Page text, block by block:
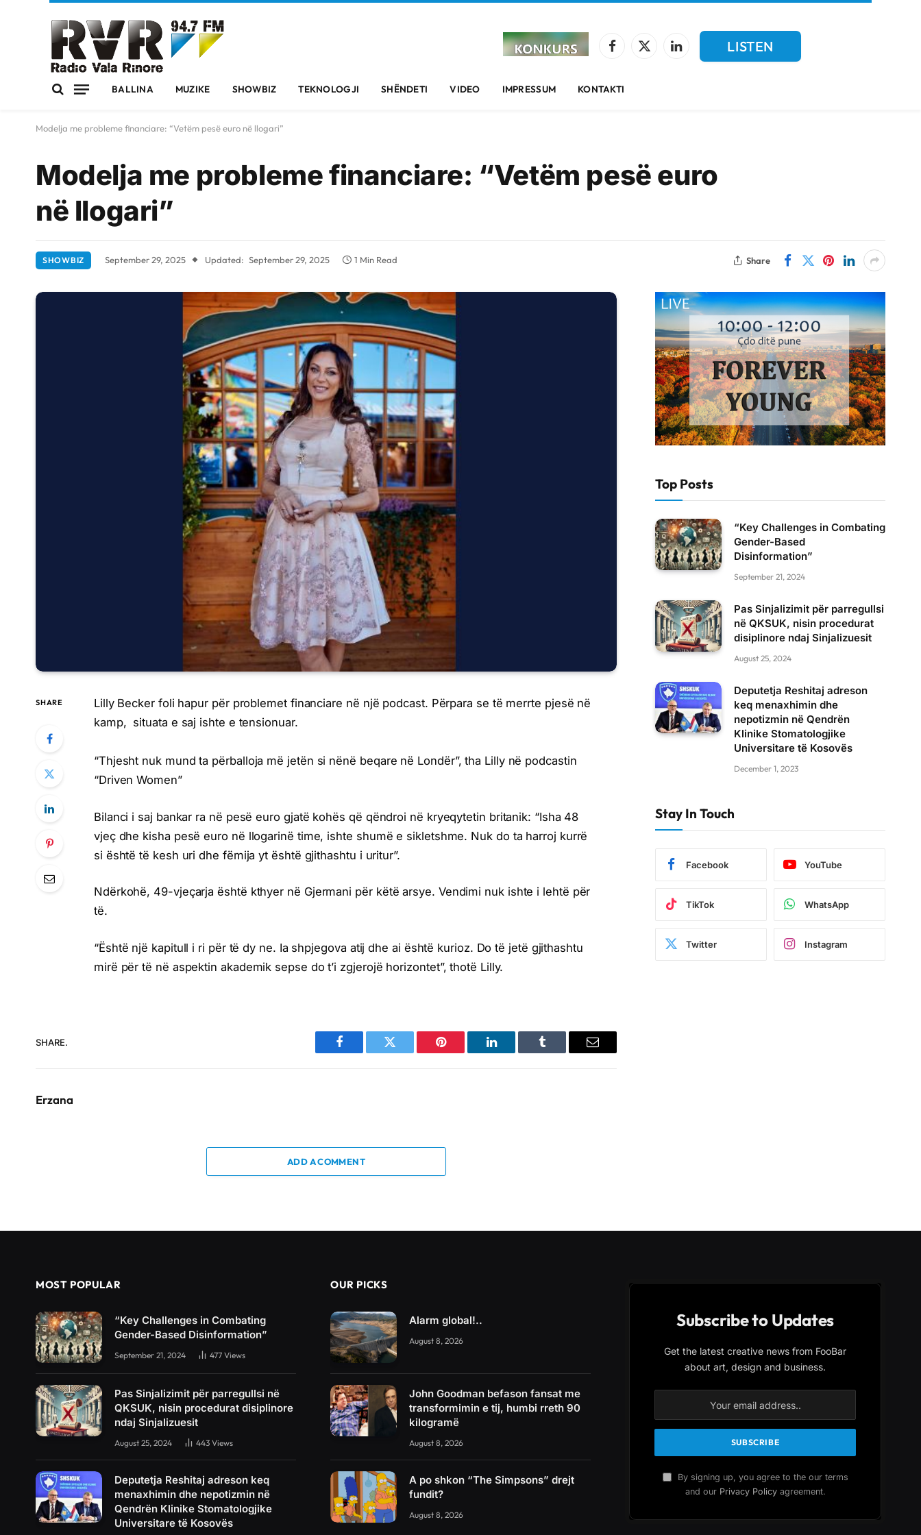
Facebook
X
LinkedIn
LISTEN
BALLINA MUZIKE SHOWBIZ TEKNOLOGJI SHËNDETI VIDEO IMPRESSUM KONTAKTI
Modelja me probleme financiare: “Vetëm pesë euro në llogari”
Modelja me probleme financiare: “Vetëm pesë euro
në llogari”
SHOWBIZ September 29, 2025 Updated: September 29, 2025 1 Min Read Share
SHARE
Lilly Becker foli hapur për problemet financiare në një podcast. Përpara se të merrte pjesë në
kamp, situata e saj ishte e tensionuar.
“Thjesht nuk mund ta përballoja më jetën si nënë beqare në Londër”, tha Lilly në podcastin
“Driven Women”
Bilanci i saj bankar ra në pesë euro gjatë kohës që qëndroi në kryeqytetin britanik: “Isha 48
vjeç dhe kisha pesë euro në llogarinë time, ishte shumë e sikletshme. Nuk do ta harroj kurrë
si është të kesh uri dhe fëmija yt është gjithashtu i uritur”.
Ndërkohë, 49-vjeçarja është kthyer në Gjermani për këtë arsye. Vendimi nuk ishte i lehtë për
të.
“Është një kapitull i ri për të dy ne. Ia shpjegova atij dhe ai është kurioz. Do të jetë gjithashtu
mirë për të në aspektin akademik sepse do t’i zgjerojë horizontet”, thotë Lilly.
SHARE.
Facebook Twitter Pinterest LinkedIn Tumblr Email
Erzana
ADD A COMMENT
Top Posts
“Key Challenges in Combating
Gender-Based
Disinformation”
September 21, 2024
Pas Sinjalizimit për parregullsi
në QKSUK, nisin procedurat
disiplinore ndaj Sinjalizuesit
August 25, 2024
Deputetja Reshitaj adreson
keq menaxhimin dhe
nepotizmin në Qendrën
Klinike Stomatologjike
Universitare të Kosovës
December 1, 2023
Stay In Touch
Facebook YouTube
TikTok WhatsApp
Twitter Instagram
MOST POPULAR
“Key Challenges in Combating
Gender-Based Disinformation”
September 21, 2024 477 Views
Pas Sinjalizimit për parregullsi në
QKSUK, nisin procedurat disiplinore
ndaj Sinjalizuesit
August 25, 2024 443 Views
Deputetja Reshitaj adreson keq
menaxhimin dhe nepotizmin në
Qendrën Klinike Stomatologjike
Universitare të Kosovës
OUR PICKS
Alarm global!..
August 8, 2026
John Goodman befason fansat me
transformimin e tij, humbi rreth 90
kilogramë
August 8, 2026
A po shkon “The Simpsons” drejt
fundit?
August 8, 2026
Subscribe to Updates
Get the latest creative news from FooBar
about art, design and business.
By signing up, you agree to the our terms
and our Privacy Policyagreement.